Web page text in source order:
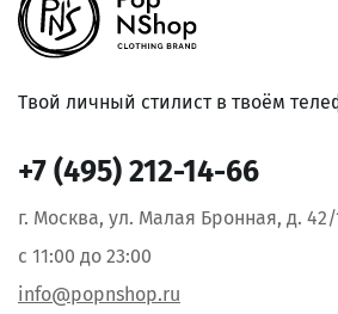
Твой личный стилист в твоём
+7 (495) 212-14-66
г. Москва, ул. Малая Бронная, д. 42/
с 11:00 до 23:00
info@popnshop.ru